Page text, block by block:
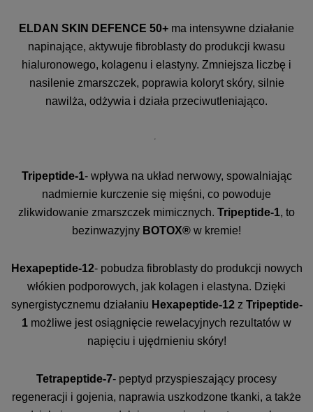
ELDAN SKIN DEFENCE 50+ ma intensywne działanie
napinające, aktywuje fibroblasty do produkcji kwasu
hialuronowego, kolagenu i elastyny. Zmniejsza liczbę i
nasilenie zmarszczek, poprawia koloryt skóry, silnie
nawilża, odżywia i działa przeciwutleniająco.
Tripeptide-1- wpływa na układ nerwowy, spowalniając
nadmiernie kurczenie się mięśni, co powoduje
zlikwidowanie zmarszczek mimicznych. Tripeptide-1, to
bezinwazyjny BOTOX® w kremie!
Hexapeptide-12- pobudza fibroblasty do produkcji nowych
włókien podporowych, jak kolagen i elastyna. Dzięki
synergistycznemu działaniu Hexapeptide-12z Tripeptide-
1 możliwe jest osiągnięcie rewelacyjnych rezultatów w
napięciu i ujędrnieniu skóry!
Tetrapeptide-7- peptyd przyspieszający procesy
regeneracji i gojenia, naprawia uszkodzone tkanki, a także